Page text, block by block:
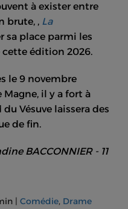
à exister entre
brute, , La
place parmi les
édition 2026.
le 9 novembre
Magne, il y a fort à
Vésuve laissera des
de fin.
BACCONNIER - 11
| Comédie, Drame